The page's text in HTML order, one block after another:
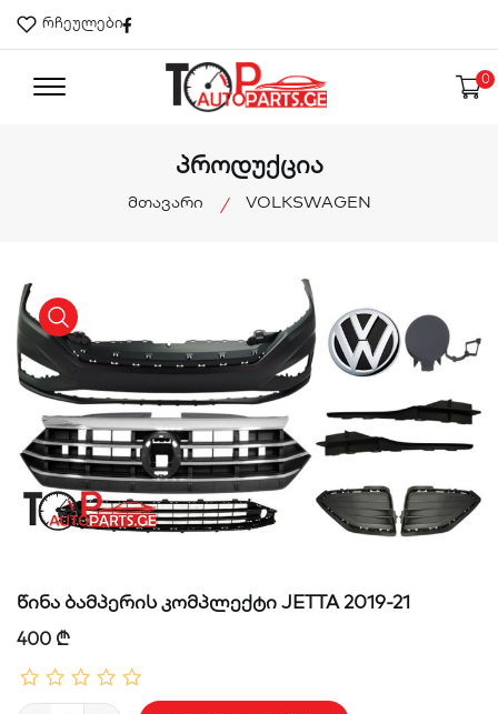
რჩეულები
0
პროდუქცია
მთავარი VOLKSWAGEN
product view
წინა ბამპერის კომპლექტი JETTA 2019-21
400 ₾